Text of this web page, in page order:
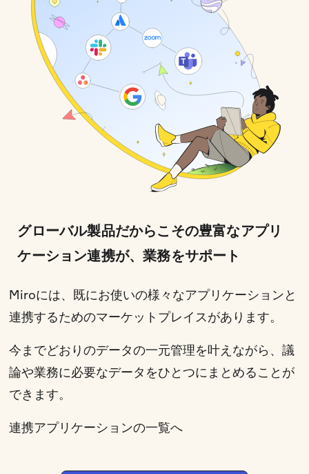
グローバル製品だからこその豊富なアプリ
ケーション連携が、業務をサポート
Miroには、既にお使いの様々なアプリケーションと
連携するためのマーケットプレイスがあります。
今までどおりのデータの一元管理を叶えながら、議
論や業務に必要なデータをひとつにまとめることが
できます。
連携アプリケーションの一覧へ